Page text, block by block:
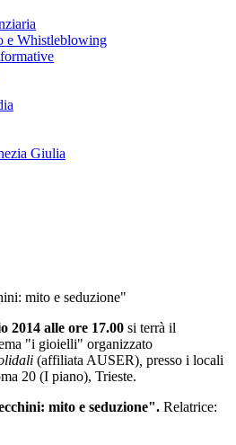
e Whistleblowing
Giulia
mito e seduzione"
2014 alle ore 17.00 si terrà il
"i gioielli" organizzato
(affiliata AUSER) presso i locali
20 (I piano), Trieste.
mito e seduzione". Relatrice: